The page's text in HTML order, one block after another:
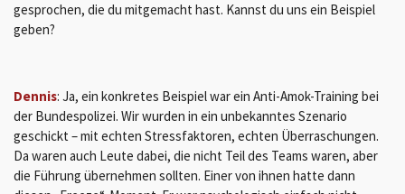
gesprochen, die du mitgemacht hast. Kannst du uns ein Beispiel
geben?
Dennis: Ja, ein konkretes Beispiel war ein Anti-Amok-Training bei
der Bundespolizei. Wir wurden in ein unbekanntes Szenario
geschickt – mit echten Stressfaktoren, echten Überraschungen.
Da waren auch Leute dabei, die nicht Teil des Teams waren, aber
die Führung übernehmen sollten. Einer von ihnen hatte dann